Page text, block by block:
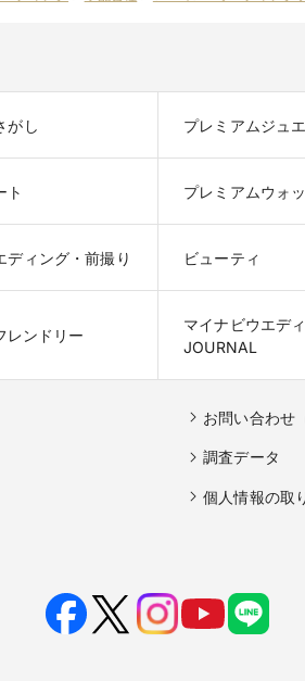
がし プレミアムジュ
ト プレミアムウォ
ディング・前撮り ビューティ
レンドリー
マイナビウエデ
JOURNAL
お問い合わせ
調査データ
個人情報の取